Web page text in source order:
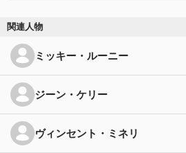
関連人物
ミッキー・ルーニー
ジーン・ケリー
ヴィンセント・ミネリ